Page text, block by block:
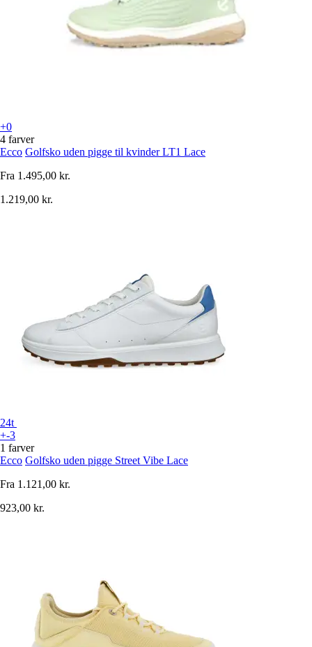
+0
4 farver
Ecco Golfsko uden pigge til kvinder LT1 Lace
Fra 1.495,00 kr.
1.219,00 kr.
24t
+-3
1 farver
Ecco Golfsko uden pigge Street Vibe Lace
Fra 1.121,00 kr.
923,00 kr.